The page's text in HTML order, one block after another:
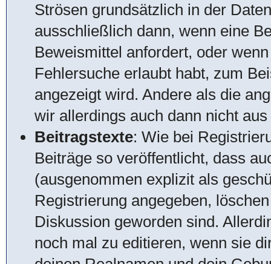
Strösen grundsätzlich in der
ausschließlich dann, wenn eine
Beweismittel anfordert, oder
Fehlersuche erlaubt habt, zum
angezeigt wird. Andere als die
wir allerdings auch dann nicht
Beitragstexte: Wie bei
Beiträge so veröffentlicht, dass
(ausgenommen explizit als
Registrierung angegeben,
Diskussion geworden sind.
noch mal zu editieren, wenn sie